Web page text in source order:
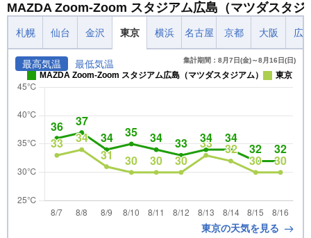
MAZDA Zoom-Zoom スタジアム広島（マツダスタジ
札幌 仙台 金沢 東京 横浜 名古屋 京都 大阪 広
最高気温 最低気温 集計期間：8月7日(金)～8月16日(日)
MAZDA Zoom-Zoom スタジアム広島（マツダスタジアム） 東京
東京の天気を見る